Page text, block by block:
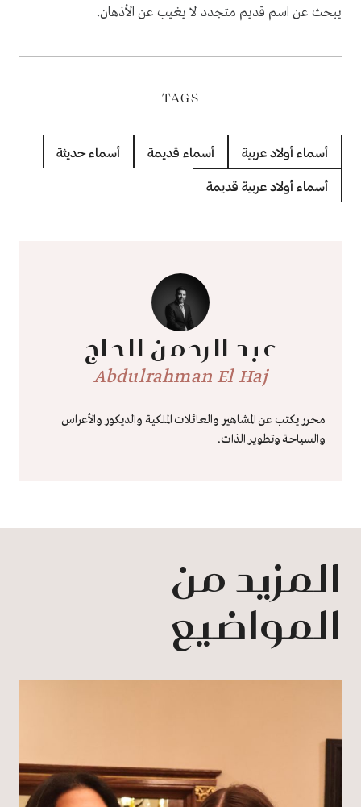
يبحث عن اسم قديم متجدد لا يغيب عن الأذهان.
TAGS
أسماء أولاد عربية أسماء قديمة أسماء حديثة
أسماء أولاد عربية قديمة
عبد الرحمن الحاج
Abdulrahman El Haj
محرر يكتب عن المشاهير والعائلات الملكية والديكور والأعراس
والسياحة وتطوير الذات.
المزيد من
المواضيع